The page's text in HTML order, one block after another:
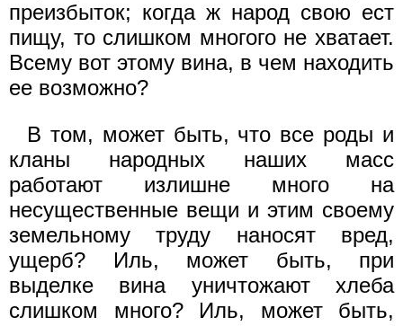
преизбыток; когда ж народ свою ест
пищу, то слишком многого не хватает.
Всему вот этому вина, в чем находить
ее возможно?
В том, может быть, что все роды и
кланы народных наших масс
работают излишне много на
несущественные вещи и этим своему
земельному труду наносят вред,
ущерб? Иль, может быть, при
выделке вина уничтожают хлеба
слишком много? Иль, может быть,